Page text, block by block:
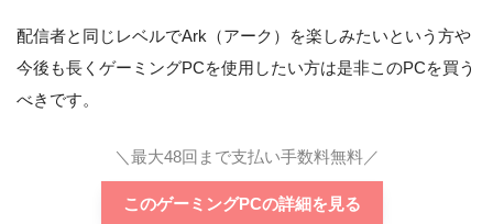
配信者と同じレベルでArk（アーク）を楽しみたいという方や
今後も長くゲーミングPCを使用したい方は是非このPCを買う
べきです。
＼最大48回まで支払い手数料無料／
このゲーミングPCの詳細を見る